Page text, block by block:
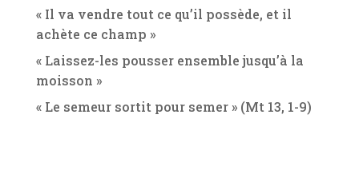
« Il va vendre tout ce qu’il possède, et il
achète ce champ »
« Laissez-les pousser ensemble jusqu’à la
moisson »
« Le semeur sortit pour semer » (Mt 13, 1-9)